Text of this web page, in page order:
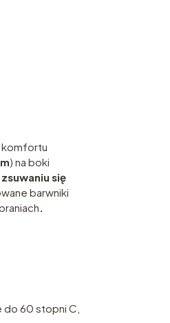
komfortu
) na boki
się
barwniki
.
60 stopni C,